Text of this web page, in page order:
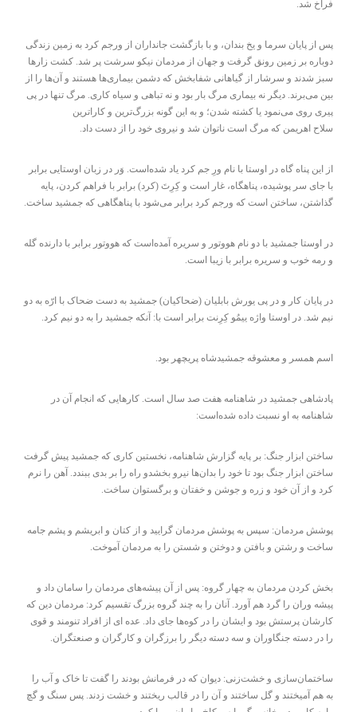
فراخ شد.
پس از پایان سرما و یخ بندان، و با بازگشت جانداران از ورجم کرد به زمین زندگی
دوباره بر زمین رونق گرفت و جهان از مردمان نیکو سرشت پر شد. کشت زارها
سبز شدند و سرشار از گیاهانی شفابخش که دشمن بیماری‌ها هستند و آن‌ها را از
بین می‌برند. دیگر نه بیماری مرگ بار بود و نه تباهی و سیاه کاری. مرگ تنها در پی
پیری روی می‌نمود یا کشته شدن؛ و به این گونه بزرگ‌ترین و کاراترین
سلاح اهریمن که مرگ است ناتوان شد و نیروی خود را از دست داد.
از این پناه گاه در اوستا با نام ورِ جم کرد یاد شده‌است. وَر در زبان اوستایی برابر
با جای سر پوشیده، پناهگاه، غار است و کِرِتَ (کرد) برابر با فراهم کردن، پایه
گذاشتن، ساختن است که ورجم کرد برابر می‌شود با پناهگاهی که جمشید ساخت.
در اوستا جمشید با دو نام هووتور و سریره آمده‌است که هووتور برابر با دارنده گله
و رمه خوب و سریره برابر با زیبا است.
در پایان کار و در پی یورش بابلیان (ضحاکیان) جمشید به دست ضحاک با ارّه به دو
نیم شد. در اوستا واژه ییمُو کِرِنت برابر است با: آنکه جمشید را به دو نیم کرد.
اسم همسر و معشوقه جمشیدشاه پریچهر بود.
پادشاهی جمشید در شاهنامه هفت صد سال است. کارهایی که انجام آن در
شاهنامه به او نسبت داده شده‌است:
ساختن ابزار جنگ: بر پایه گزارش شاهنامه، نخستین کاری که جمشید پیش گرفت
ساختن ابزار جنگ بود تا خود را بدان‌ها نیرو بخشدو راه را بر بدی ببندد. آهن را نرم
کرد و از آن خود و زره و جوشن و خفتان و برگستوان ساخت.
پوشش مردمان: سپس به پوشش مردمان گرایید و از کتان و ابریشم و پشم جامه
ساخت و رشتن و بافتن و دوختن و شستن را به مردمان آموخت.
بخش کردن مردمان به چهار گروه: پس از آن پیشه‌های مردمان را سامان داد و
پیشه وران را گرد هم آورد. آنان را به چند گروه بزرگ تقسیم کرد: مردمان دین که
کارشان پرستش بود و ایشان را در کوه‌ها جای داد. عده ای از افراد تنومند و قوی
را در دسته جنگاوران و سه دسته دیگر را برزگران و کارگران و صنعتگران.
ساختمان‌سازی و خشت‌زنی: دیوان که در فرمانش بودند را گفت تا خاک و آب را
به هم آمیختند و گل ساختند و آن را در قالب ریختند و خشت زدند. پس سنگ و گچ